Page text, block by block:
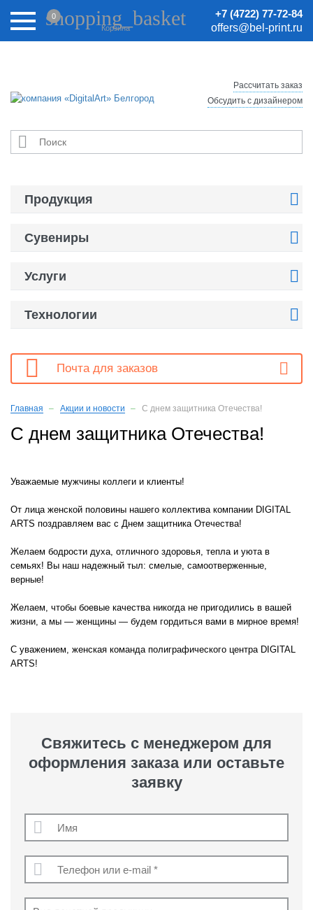
Внимание! Цены на сайте могут быть неактуальными.
Актуальные цены уточняйте у менеджеров.
+7 (4722) 77-72-84
offers@bel-print.ru
shopping_basket
Корзина
0

Рассчитать заказ
Обсудить с дизайнером
Продукция 
Сувениры 
Услуги 
Технологии 
 Почта для заказов
Главная Акции и новости С днем защитника Отечества!
С днем защитника Отечества!
Уважаемые мужчины коллеги и клиенты!
От лица женской половины нашего коллектива компании DIGITAL
ARTS поздравляем вас с Днем защитника Отечества!
Желаем бодрости духа, отличного здоровья, тепла и уюта в
семьях! Вы наш надежный тыл: смелые, самоотверженные,
верные!
Желаем, чтобы боевые качества никогда не пригодились в вашей
жизни, а мы — женщины — будем гордиться вами в мирное время!
С уважением, женская команда полиграфического центра DIGITAL
ARTS!
Свяжитесь с менеджером для
оформления заказа или оставьте
заявку